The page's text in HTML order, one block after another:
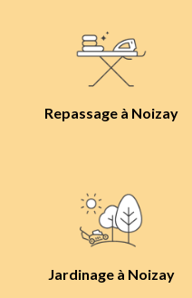
Repassage à Noizay
Jardinage à Noizay